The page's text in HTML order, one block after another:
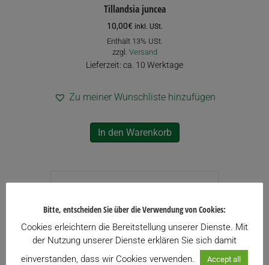
Tillandsia juncea
10,00€ inkl. USt.
Enthält 13% USt.
zzgl. Versand
Lieferzeit: ca. 10 Werktage
Zu meiner Wunschliste hinzufügen
In den Warenkorb
Bitte, entscheiden Sie über die Verwendung von Cookies:
Cookies erleichtern die Bereitstellung unserer Dienste. Mit
der Nutzung unserer Dienste erklären Sie sich damit
einverstanden, dass wir Cookies verwenden.
Accept all